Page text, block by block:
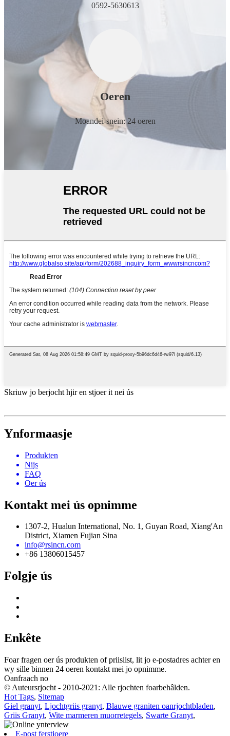
0592-5630613
Oeren
Moandei-snein: 24 oeren
Skriuw jo berjocht hjir en stjoer it nei ús
Ynformaasje
Produkten
Nijs
FAQ
Oer ús
Kontakt mei ús opnimme
1307-2, Hualun International, No. 1, Guyan Road, Xiang'An
District, Xiamen Fujian Sina
info@rsincn.com
+86 13806015457
Folgje ús
Enkête
Foar fragen oer ús produkten of priislist, lit jo e-postadres achter en
wy sille binnen 24 oeren kontakt mei jo opnimme.
Oanfraach no
© Auteursrjocht - 2010-2021: Alle rjochten foarbehâlden.
Hot Tags, Sitemap
Giel granyt, Ljochtgriis granyt, Blauwe graniten oanrjochtbladen,
Griis Granyt, Wite marmeren muorretegels, Swarte Granyt,
E-post ferstjoere